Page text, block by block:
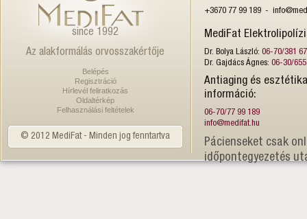
since 1992
Az alakformálás orvosszakértője
Belépés
Regisztráció
Hírlevél feliratkozás
Oldaltérkép
Felhasználási feltételek
© 2012 MediFat - Minden jog fenntartva
+3670 77 99 189 -
MediFat
Dr. Bolya László: 06-70/381
Dr. Gajdács Ágnes: 06-30/
Antiaging és
információ:
06-70/77 99 189
info@medifat.hu
Pácienseket csak
időpontegyezetés